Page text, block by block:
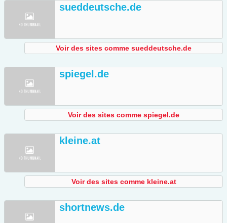
sueddeutsche.de
Voir des sites comme sueddeutsche.de
spiegel.de
Voir des sites comme spiegel.de
kleine.at
Voir des sites comme kleine.at
shortnews.de